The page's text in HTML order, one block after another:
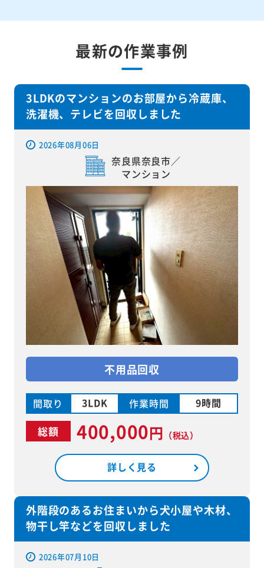
最新の作業事例
3LDKのマンションのお部屋から冷蔵庫、
洗濯機、テレビを回収しました
2026年08月06日
奈良県奈良市／
マンション
不用品回収
間取り 3LDK 作業時間 9時間
総額 400,000円 （税込）
詳しく見る
外階段のあるお住まいから犬小屋や木材、
物干し竿などを回収しました
2026年07月10日